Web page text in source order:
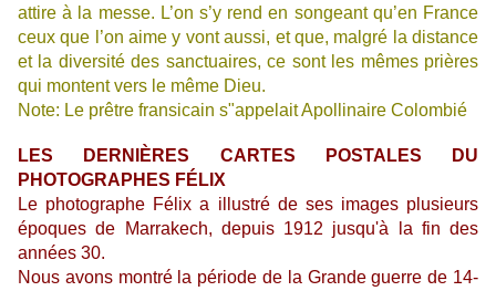
attire à la messe. L’on s’y rend en songeant qu’en France
ceux que l’on aime y vont aussi, et que, malgré la distance
et la diversité des sanctuaires, ce sont les mêmes prières
qui montent vers le même Dieu.
Note: Le prêtre fransicain s"appelait Apollinaire Colombié
LES DERNIÈRES CARTES POSTALES DU
PHOTOGRAPHES FÉLIX
Le photographe Félix a illustré de ses images plusieurs
époques de Marrakech, depuis 1912 jusqu'à la fin des
années 30.
Nous avons montré la période de la Grande guerre de 14-